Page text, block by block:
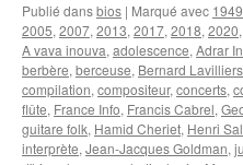
Publié dansbios | Marqué avec 1949
2005, 2007, 2013, 2017, 2018, 2020,
A vava inouva, adolescence, Adrar
berbère, berceuse, Bernard Lavilliers
compilation, compositeur, concerts,
flûte, France Info, Francis Cabrel,
guitare folk, Hamid Cheriet, Henri
interprète, Jean-Jacques Goldman,